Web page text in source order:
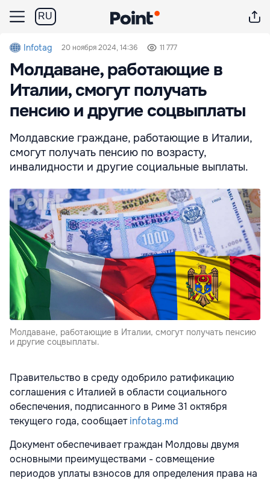
RU
Infotag 20 ноября 2024, 14:36 11 777
Молдаване, работающие в
Италии, смогут получать
пенсию и другие соцвыплаты
Молдавские граждане, работающие в Италии,
смогут получать пенсию по возрасту,
инвалидности и другие социальные выплаты.
Молдаване, работающие в Италии, смогут получать пенсию
и другие соцвыплаты.
Правительство в среду одобрило ратификацию
соглашения с Италией в области социального
обеспечения, подписанного в Риме 31 октября
текущего года, сообщаетinfotag.md
Документ обеспечивает граждан Молдовы двумя
основными преимуществами - совмещение
периодов уплаты взносов для определения права на